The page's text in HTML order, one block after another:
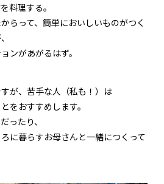
料理する。
らって、簡単においしいものがつく
ンがあがるはず。
が、苦手な人（私も！）は
をおすすめします。
ったり、
に暮らすお母さんと一緒につくって